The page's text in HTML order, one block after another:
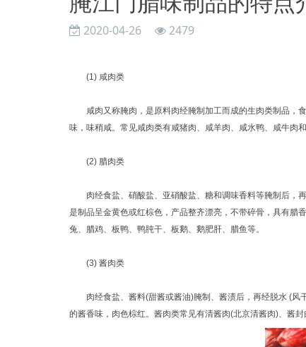
2020-04-26 2479
(1) 咸肉类
咸肉又称腌肉，是原料肉经腌制加工而成的生肉类制品，
味，味稍咸。常见咸肉类有咸猪肉、咸羊肉、咸水鸭、咸牛肉和
(2) 腊肉类
肉经食盐、硝酸盐、亚硝酸盐、糖和调味香料等腌制后，再
是制品呈金黄色或红棕色，产品整齐漂亮，不带碎骨，具有腊
兔、腊鸡、板鸭、鸭肫干、板鹅、鹅肥肝、腊鱼等。
(3) 酱肉类
肉经食盐、酱料(甜酱或酱油)腌制、酱渍后，再经脱水 (风
的酱香味，肉色棕红。酱肉类常见有清酱肉(北京清酱肉)、酱封